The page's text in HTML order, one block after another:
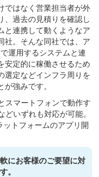
ではなく営業担当者が外
、過去の見積りを確認し
と連携して動くようなア
社。そんな同社では、ア
運用するシステムと連
安定的に稼働させるため
選定などインフラ周りを
強みです。
スマートフォンで動作す
どいずれも対応が可能。
ットフォームのアプリ開
にお客様のご要望に対
。